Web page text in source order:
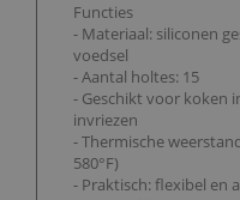
Functies
- Materiaal: siliconen
voedsel
- Aantal holtes: 15
- Geschikt voor koken
invriezen
- Thermische
580°F)
- Praktisch: flexibel en